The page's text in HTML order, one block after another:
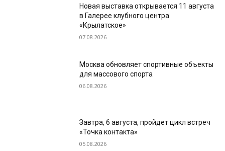
Новая выставка открывается 11 августа
в Галерее клубного центра
«Крылатское»
07.08.2026
Москва обновляет спортивные объекты
для массового спорта
06.08.2026
Завтра, 6 августа, пройдет цикл встреч
«Точка контакта»
05.08.2026